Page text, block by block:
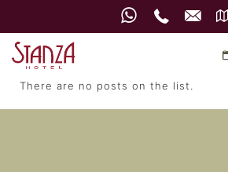
There are no posts on the list.